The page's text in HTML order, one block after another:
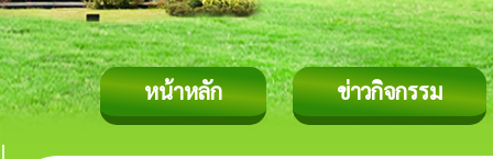
หน้าหลัก ข่าวกิจกรรม